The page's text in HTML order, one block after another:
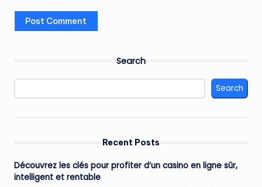
Search
Search
Recent Posts
Découvrez les clés pour profiter d’un casino en ligne sûr,
intelligent et rentable